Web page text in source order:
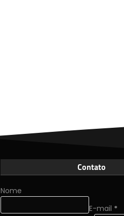
Contato
Nome
E-mail *